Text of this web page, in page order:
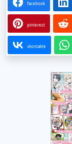
facebook
pinterest
vkontakte